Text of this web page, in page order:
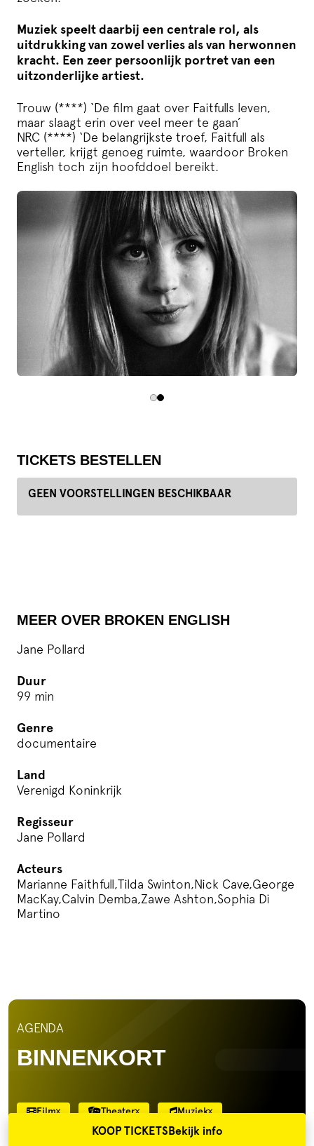
KOOP TICKETSBekijk info
Muziek speelt daarbij een centrale rol, als
uitdrukking van zowel verlies als van herwonnen
kracht. Een zeer persoonlijk portret van een
uitzonderlijke artiest.
Trouw (****) ‘De film gaat over Faitfulls leven,
maar slaagt erin over veel meer te gaan’
NRC (****) ‘De belangrijkste troef, Faitfull als
verteller, krijgt genoeg ruimte, waardoor Broken
English toch zijn hoofddoel bereikt.
TICKETS BESTELLEN
GEEN VOORSTELLINGEN BESCHIKBAAR
MEER OVER BROKEN ENGLISH
Jane Pollard
Duur
99 min
Genre
documentaire
Land
Verenigd Koninkrijk
Regisseur
Jane Pollard
Acteurs
Marianne Faithfull,Tilda Swinton,Nick Cave,George
MacKay,Calvin Demba,Zawe Ashton,Sophia Di
Martino
AGENDA
BINNENKORT
Film Theater Muziek